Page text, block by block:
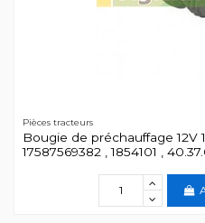
Pièces tracteurs
Bougie de préchauffage 12V
17587569382 , 1854101 ,